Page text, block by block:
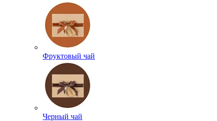
Фруктовый чай
Черный чай